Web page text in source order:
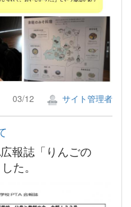
03/12 サイト管理者
報誌「りんごの
た。